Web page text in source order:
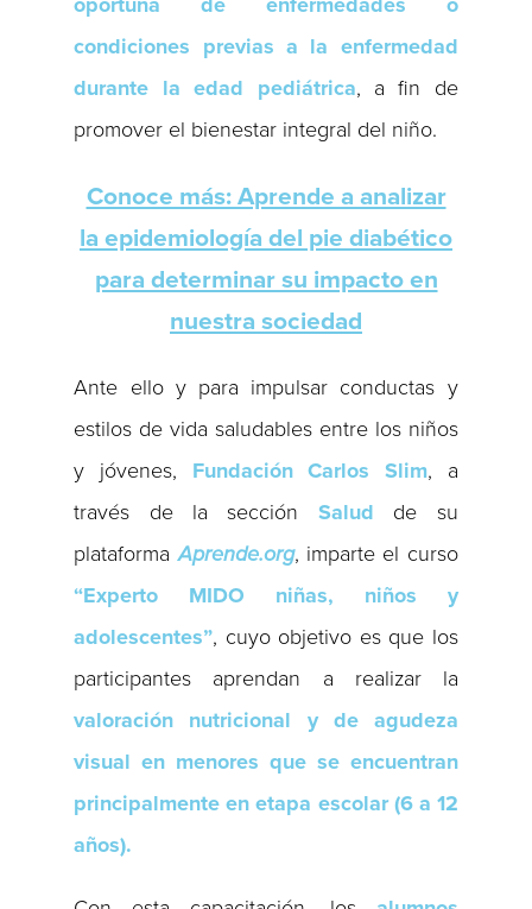
condiciones previas a la enfermedad
durante la edad pediátrica, a fin de
promover el bienestar integral del niño.
Conoce más: Aprende a analizar
la epidemiología del pie diabético
para determinar su impacto en
nuestra sociedad
Ante ello y para impulsar conductas y
estilos de vida saludables entre los niños
y jóvenes, Fundación Carlos Slim, a
través de la sección Salud de su
plataformaAprende.org, imparte el curso
“Experto MIDO niñas, niños y
adolescentes”, cuyo objetivo es que los
participantes aprendan a realizar la
valoración nutricional y de agudeza
visual en menores que se encuentran
principalmente en etapa escolar (6 a 12
años).